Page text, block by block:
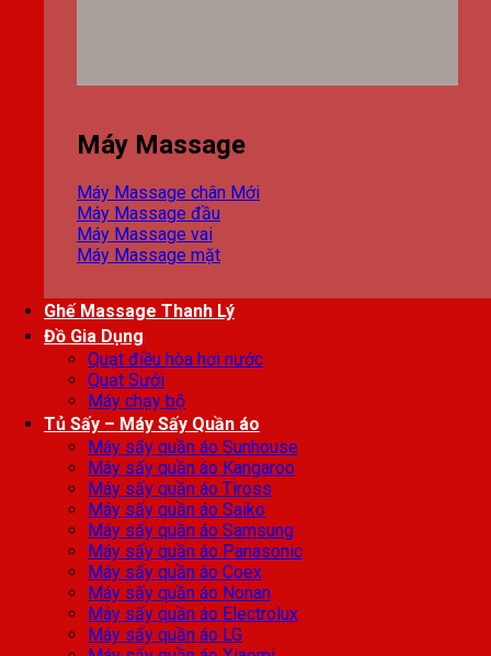
Máy Massage
Máy Massage chân
Máy Massage đầu
Máy Massage vai
Máy Massage mặt
Ghế Massage Thanh Lý
Đồ Gia Dụng
Quạt điều hòa hơi nước
Quạt Sưởi
Máy chạy bộ
Tủ Sấy – Máy Sấy Quần áo
Máy sấy quần áo Sunhouse
Máy sấy quần áo Kangaroo
Máy sấy quần áo Tiross
Máy sấy quần áo Saiko
Máy sấy quần áo Samsung
Máy sấy quần áo Panasonic
Máy sấy quần áo Coex
Máy sấy quần áo Nonan
Máy sấy quần áo Electrolux
Máy sấy quần áo LG